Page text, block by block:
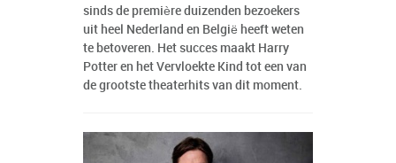
sinds de première duizenden bezoekers
uit heel Nederland en België heeft weten
te betoveren. Het succes maakt Harry
Potter en het Vervloekte Kind tot een van
de grootste theaterhits van dit moment.